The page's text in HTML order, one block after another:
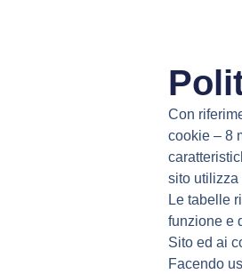
Con
cookie – 8
sito utilizza
Le tabelle
funzione e
Sito ed ai
Facendo